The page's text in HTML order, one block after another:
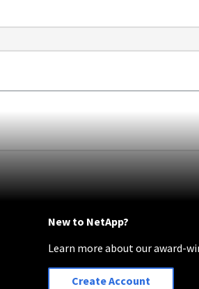
New to NetApp?
Learn more about our award-
Create Account